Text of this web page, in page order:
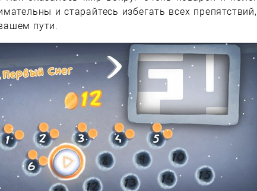
и старайтесь избегать всех
пути.